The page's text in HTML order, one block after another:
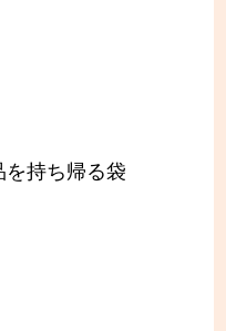
持ち帰る袋